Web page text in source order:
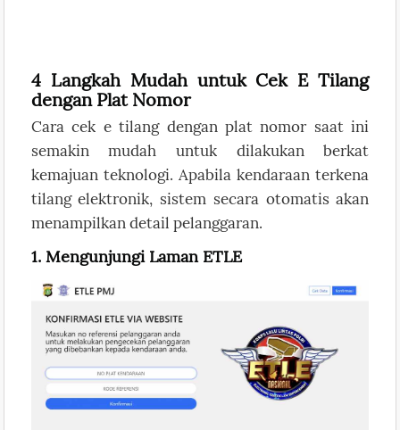
4 Langkah Mudah untuk Cek E Tilang
dengan Plat Nomor
Cara cek e tilang dengan plat nomor saat ini
semakin mudah untuk dilakukan berkat
kemajuan teknologi. Apabila kendaraan terkena
tilang elektronik, sistem secara otomatis akan
menampilkan detail pelanggaran.
1. Mengunjungi Laman ETLE